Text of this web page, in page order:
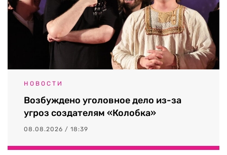
НОВОСТИ
Возбуждено уголовное дело из-за
угроз создателям «Колобка»
08.08.2026 / 18:39